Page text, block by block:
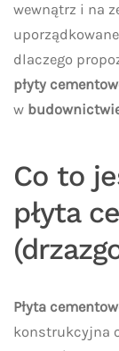
wewnątrz i na
dlaczego
płyty
w
Co to
płyta
Płyta
konstrukcyjna